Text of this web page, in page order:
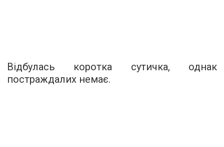
Відбулась коротка сутичка, однак
постраждалих немає.